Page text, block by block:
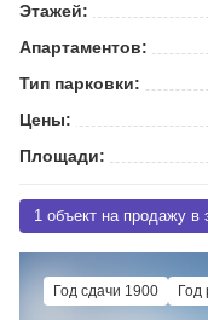
Этажей:
Апартаментов:
Тип парковки:
Цены:
Площади:
1 объект на продажу
Год сдачи 1900 Год